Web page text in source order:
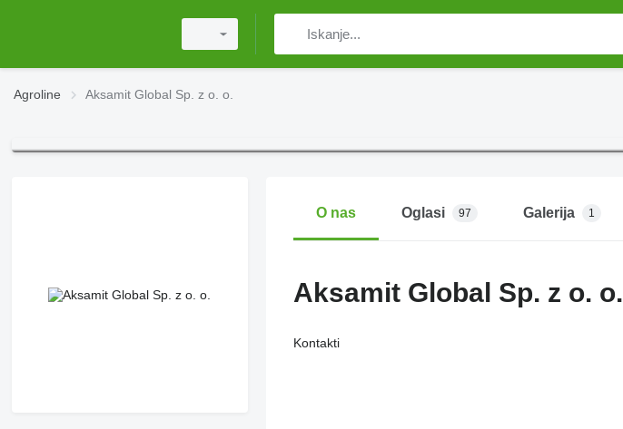
Agroline Aksamit Global Sp. z o. o.
O nas Oglasi 97 Galerija 1
Aksamit Global Sp. z o. o.
Kontakti